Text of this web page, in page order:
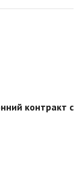
контракт с